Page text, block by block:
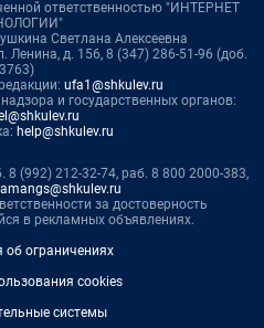
ответственностью "ИНТЕРНЕТ
Светлана Алексеевна
Ленина, д. 156, 8 (347) 286-51-96 (доб.
3763)
ufa1@shkulev.ru
и государственных органов:
help@shkulev.ru
(992) 212-32-74, раб. 8 800 2000-383,
за достоверность
в рекламных объявлениях.
ограничениях
cookies
системы